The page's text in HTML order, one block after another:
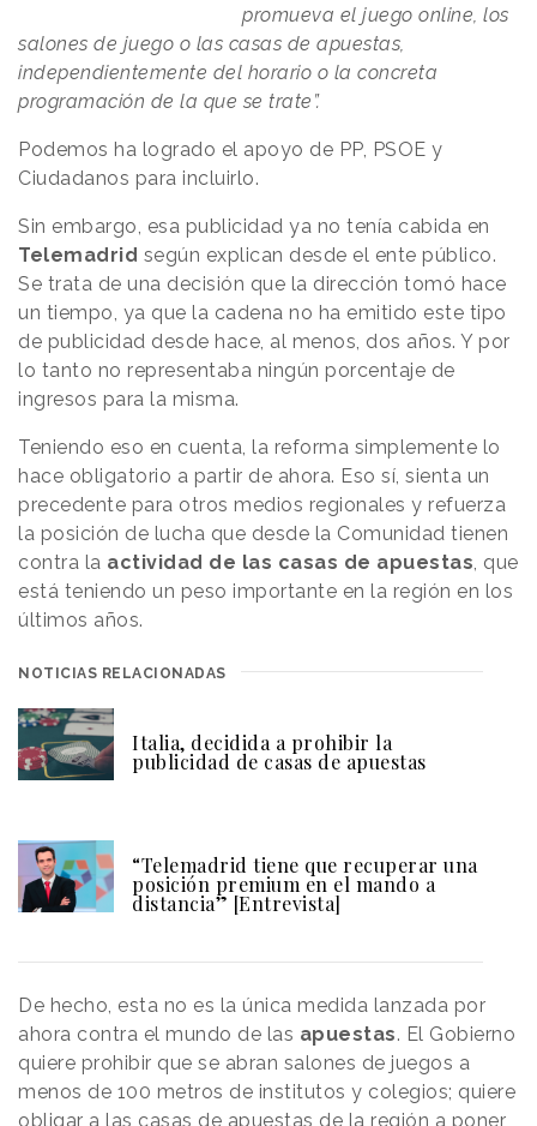
promueva el juego online, los
salones de juego o las casas de apuestas,
independientemente del horario o la concreta
programación de la que se trate”.
Podemos ha logrado el apoyo de PP, PSOE y
Ciudadanos para incluirlo.
Sin embargo, esa publicidad ya no tenía cabida en
Telemadrid según explican desde el ente público.
Se trata de una decisión que la dirección tomó hace
un tiempo, ya que la cadena no ha emitido este tipo
de publicidad desde hace, al menos, dos años. Y por
lo tanto no representaba ningún porcentaje de
ingresos para la misma.
Teniendo eso en cuenta, la reforma simplemente lo
hace obligatorio a partir de ahora. Eso sí, sienta un
precedente para otros medios regionales y refuerza
la posición de lucha que desde la Comunidad tienen
contra la actividad de las casas de apuestas, que
está teniendo un peso importante en la región en los
últimos años.
NOTICIAS RELACIONADAS
Italia, decidida a prohibir la
publicidad de casas de apuestas
“Telemadrid tiene que recuperar una
posición premium en el mando a
distancia” [Entrevista]
De hecho, esta no es la única medida lanzada por
ahora contra el mundo de las apuestas. El Gobierno
quiere prohibir que se abran salones de juegos a
menos de 100 metros de institutos y colegios; quiere
obligar a las casas de apuestas de la región a poner